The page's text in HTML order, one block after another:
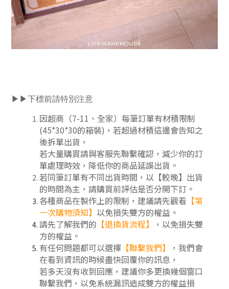
▶▶下標前請特別注意
因超商（7-11、全家）每筆訂單有材積限制
(45*30*30的箱裝)，若超過材積這邊會告知之
後拆單出貨，
若大量購買請與客服先聯繫確認，減少你的訂
單處理時效，降低你的商品延誤出貨。
若同筆訂單有不同出貨時間，以【較晚】出貨
的時間為主，請購買前評估是否分開下訂 。
各種商品在製作上的限制，建議請先觀看 【第
一次購物須知】 以免損失雙方的權益。
請先了解我們的 【退換貨流程】
，以免損失雙
方的權益。
有任何問題都可以選擇 【聯繫我們】
，我們會
在看到資訊的時候盡快回覆你的訊息，
若多天沒有收到回應，建議你多更換幾個窗口
聯繫我們，以免系統漏訊造成雙方的權益損